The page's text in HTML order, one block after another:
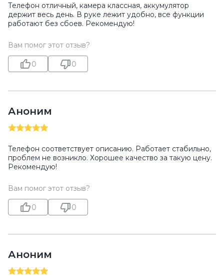
Телефон отличный, камера классная, аккумулятор
держит весь день. В руке лежит удобно, все функции
работают без сбоев. Рекомендую!
Вам помог этот отзыв?
0 0
Аноним
Телефон соответствует описанию. Работает стабильно,
проблем не возникло. Хорошее качество за такую цену.
Рекомендую!
Вам помог этот отзыв?
0 0
Аноним